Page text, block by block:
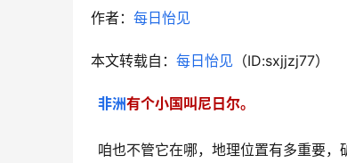
作者： 每日怡见
本文转载自： 每日怡见 （ID:sxjjzj77）
非洲有个小国叫尼日尔。
咱也不管它在哪，地理位置有多重要，